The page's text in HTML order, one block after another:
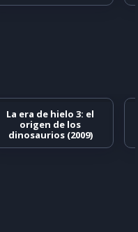
La era de hielo 3: el
origen de los
dinosaurios (2009)